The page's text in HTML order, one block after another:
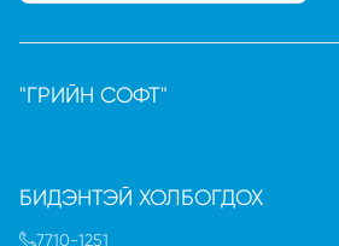
"ГРИЙН СОФТ"
БИДЭНТЭЙ ХОЛБОГДОХ
7710-1251